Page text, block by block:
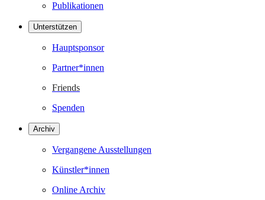
Publikationen
Unterstützen
Hauptsponsor
Partner*innen
Friends
Spenden
Archiv
Vergangene Ausstellungen
Künstler*innen
Online Archiv